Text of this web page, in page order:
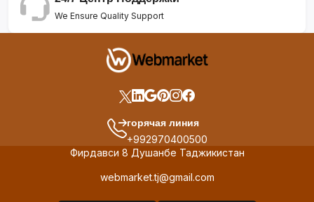
We Ensure Quality Support
горячая линия
+992970400500
Фирдавси 8 Душанбе Таджикистан
webmarket.tj@gmail.com